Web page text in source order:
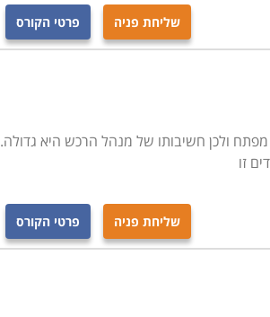
שליחת פניה פרטי הקורס
מפתח ולכן חשיבותו של מנהל הרכש היא גדולה.
זו
שליחת פניה פרטי הקורס